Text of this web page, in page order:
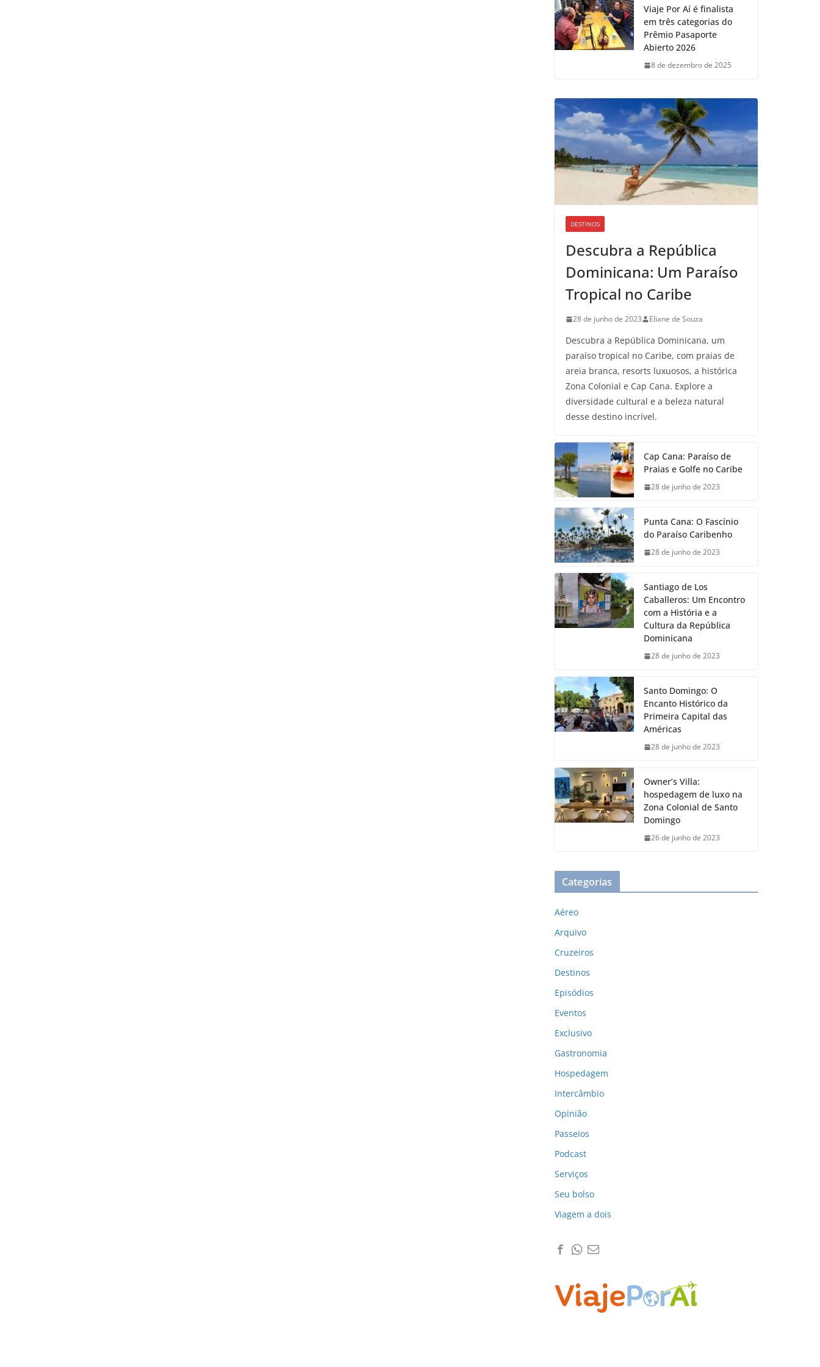
Viaje Por Aí é finalista
em três categorias do
Prêmio Pasaporte
Abierto 2026
8 de dezembro de 2025
DESTINOS
Descubra a República
Dominicana: Um Paraíso
Tropical no Caribe
28 de junho de 2023 Eliane de Souza
Descubra a República Dominicana, um
paraíso tropical no Caribe, com praias de
areia branca, resorts luxuosos, a histórica
Zona Colonial e Cap Cana. Explore a
diversidade cultural e a beleza natural
desse destino incrível.
Cap Cana: Paraíso de
Praias e Golfe no Caribe
28 de junho de 2023
Punta Cana: O Fascínio
do Paraíso Caribenho
28 de junho de 2023
Santiago de Los
Caballeros: Um Encontro
com a História e a
Cultura da República
Dominicana
28 de junho de 2023
Santo Domingo: O
Encanto Histórico da
Primeira Capital das
Américas
28 de junho de 2023
Owner’s Villa:
hospedagem de luxo na
Zona Colonial de Santo
Domingo
26 de junho de 2023
Categorias
Aéreo
Arquivo
Cruzeiros
Destinos
Episódios
Eventos
Exclusivo
Gastronomia
Hospedagem
Intercâmbio
Opinião
Passeios
Podcast
Serviços
Seu bolso
Viagem a dois